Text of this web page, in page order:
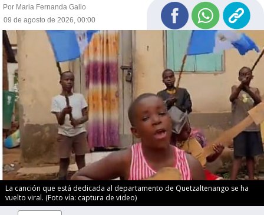
Por Maria Fernanda Gallo
09 de agosto de 2026, 00:00
La canción que está dedicada al departamento de Quetzaltenango se ha
vuelto viral. (Foto vía: captura de video)